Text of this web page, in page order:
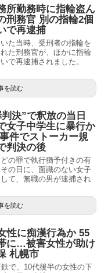
所勤務時に指輪盗ん
刑務官 別の指輪2個
で再逮捕
た当時、受刑者の指輪を
た刑務官が、ほかに指輪
で再逮捕されました。
を読む
決”で釈放の当日
女子中学生に暴行か
件でストーカー規
判決の後
の罪で執行猶予付きの有
の日に、面識のない女子
て、無職の男が逮捕され
を読む
性に痴漢行為か 55
に…被害女性が助け
札幌市
で、10代後半の女性の下